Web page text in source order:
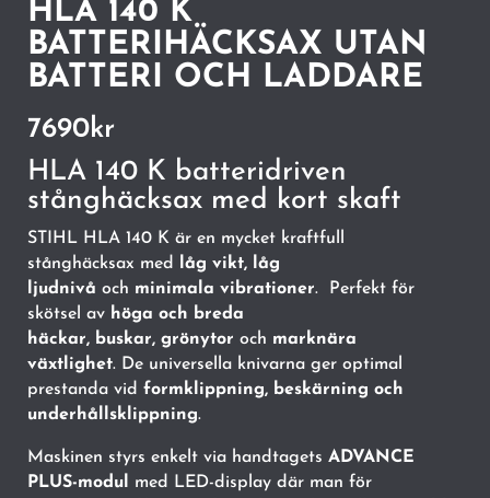
HLA 140 K
BATTERIHÄCKSAX UTAN
BATTERI OCH LADDARE
7690kr
HLA 140 K batteridriven
stånghäcksax med kort skaft
STIHL HLA 140 K är en mycket kraftfull
stånghäcksax med låg vikt, låg
ljudnivå och minimala vibrationer. Perfekt för
skötsel av höga och breda
häckar, buskar, grönytor och marknära
växtlighet. De universella knivarna ger optimal
prestanda vid formklippning, beskärning och
underhållsklippning.
Maskinen styrs enkelt via handtagets ADVANCE
PLUS-modul med LED-display där man för